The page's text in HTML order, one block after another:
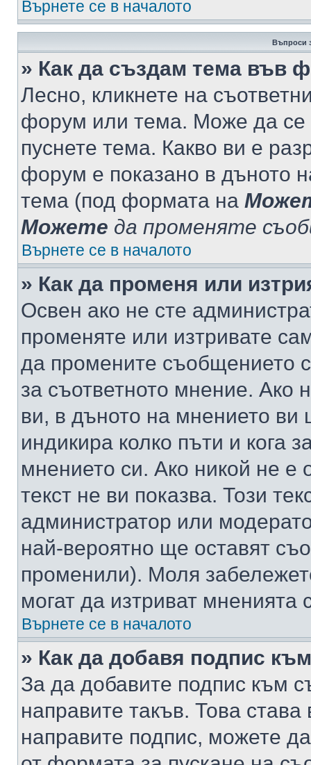
Върнете се в началото
Въпроси
» Как да създам тема във
Лесно, кликнете на
форум или тема. Може да се
пуснете тема. Какво ви е
форум е показано в дъното
тема (под формата на
Можете да променяте
Върнете се в началото
» Как да променя или
Освен ако не сте
променяте или изтривате
да промените съобщението
за съответното мнение. Ако
ви, в дъното на мнението ви
индикира колко пъти и кога
мнението си. Ако никой не е
текст не ви показва. Този
администратор или
най-вероятно ще оставят
променили). Моля
могат да изтриват мненията
Върнете се в началото
» Как да добавя подпис
За да добавите подпис към
направите такъв. Това
направите подпис, можете